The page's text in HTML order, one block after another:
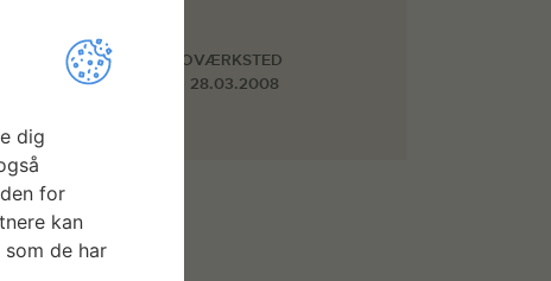
STORE FOTOVÆRKSTED
01.01.2008 - 28.03.2008
dig
for
kan
de har